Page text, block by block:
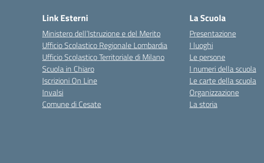
Link Esterni
Ministero dell’Istruzione e del Merito
Ufficio Scolastico Regionale Lombardia
Ufficio Scolastico Territoriale di Milano
Scuola in Chiaro
Iscrizioni On Line
Invalsi
Comune di Cesate
La Scuola
Presentazione
I luoghi
Le persone
I numeri della scuola
Le carte della scuola
Organizzazione
La storia